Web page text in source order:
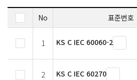
No 표준번호
1 KS C IEC 60060-2
2 KS C IEC 60270